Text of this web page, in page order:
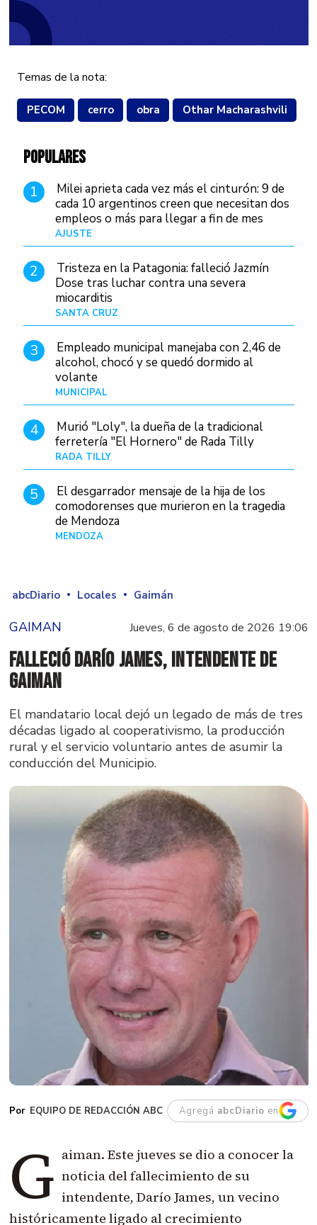
Temas de la nota:
PECOM cerro obra Othar Macharashvili
POPULARES
1
Milei aprieta cada vez más el cinturón: 9 de
cada 10 argentinos creen que necesitan dos
empleos o más para llegar a fin de mes
AJUSTE
2
Tristeza en la Patagonia: falleció Jazmín
Dose tras luchar contra una severa
miocarditis
SANTA CRUZ
3
Empleado municipal manejaba con 2,46 de
alcohol, chocó y se quedó dormido al
volante
MUNICIPAL
4
Murió "Loly", la dueña de la tradicional
ferretería "El Hornero" de Rada Tilly
RADA TILLY
5
El desgarrador mensaje de la hija de los
comodorenses que murieron en la tragedia
de Mendoza
MENDOZA
abcDiario Locales Gaimán
GAIMAN Jueves, 6 de agosto de 2026 19:06
Falleció Darío James, intendente de
Gaiman
El mandatario local dejó un legado de más de tres
décadas ligado al cooperativismo, la producción
rural y el servicio voluntario antes de asumir la
conducción del Municipio.
EQUIPO DE REDACCIÓN ABC Agregá abcDiario en
G aiman. Este jueves se dio a conocer la
noticia del fallecimiento de su
intendente, Darío James, un vecino
históricamente ligado al crecimiento